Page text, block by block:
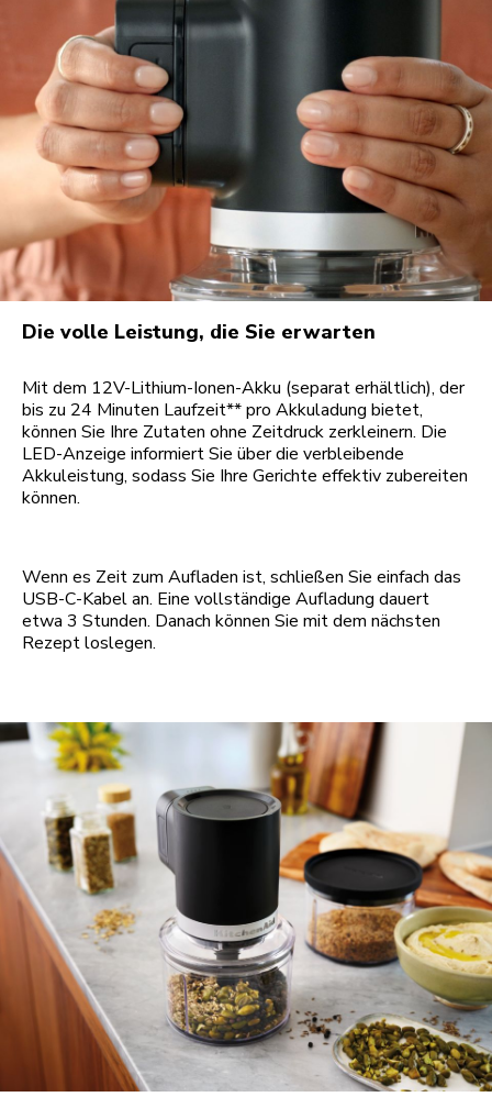
Die volle Leistung, die Sie erwarten
Mit dem 12V-Lithium-Ionen-Akku (separat erhältlich), der
bis zu 24 Minuten Laufzeit** pro Akkuladung bietet,
können Sie Ihre Zutaten ohne Zeitdruck zerkleinern. Die
LED-Anzeige informiert Sie über die verbleibende
Akkuleistung, sodass Sie Ihre Gerichte effektiv zubereiten
können.
Wenn es Zeit zum Aufladen ist, schließen Sie einfach das
USB-C-Kabel an. Eine vollständige Aufladung dauert
etwa 3 Stunden. Danach können Sie mit dem nächsten
Rezept loslegen.